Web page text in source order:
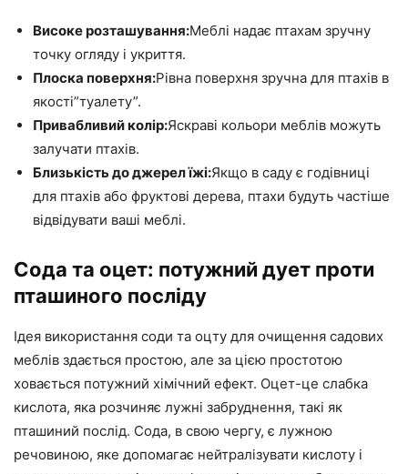
Високе розташування:Меблі надає птахам зручну
точку огляду і укриття.
Плоска поверхня:Рівна поверхня зручна для птахів в
якості”туалету”.
Привабливий колір:Яскраві кольори меблів можуть
залучати птахів.
Близькість до джерел їжі:Якщо в саду є годівниці
для птахів або фруктові дерева, птахи будуть частіше
відвідувати ваші меблі.
Сода та оцет: потужний дует проти
пташиного посліду
Ідея використання соди та оцту для очищення садових
меблів здається простою, але за цією простотою
ховається потужний хімічний ефект. Оцет-це слабка
кислота, яка розчиняє лужні забруднення, такі як
пташиний послід. Сода, в свою чергу, є лужною
речовиною, яке допомагає нейтралізувати кислоту і